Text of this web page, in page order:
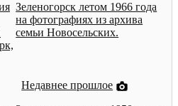
Зеленогорск летом 1966 года
на фотографиях из архива
семьи Новосельских.
Недавнее прошлое